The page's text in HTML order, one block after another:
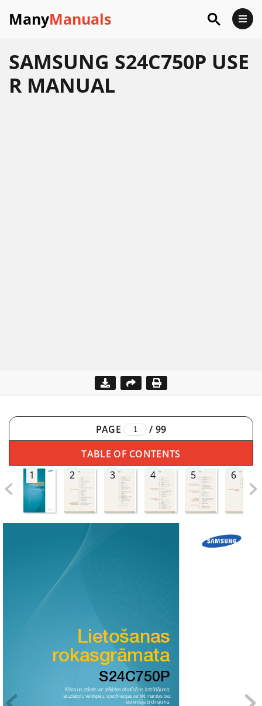
ManyManuals
SAMSUNG S24C750P USE
R MANUAL
PAGE / 99
TABLE OF CONTENTS
1
2 3 4 5 6
Lietošanas
rokasgrāmata
S24C750P
Krāsa un izskats var atšķirties atkarībā no izstrādājuma;
lai uzlabotu veiktspēju, specifikācijas var tikt mainītas bez
iepriekšējā brīdinājuma.